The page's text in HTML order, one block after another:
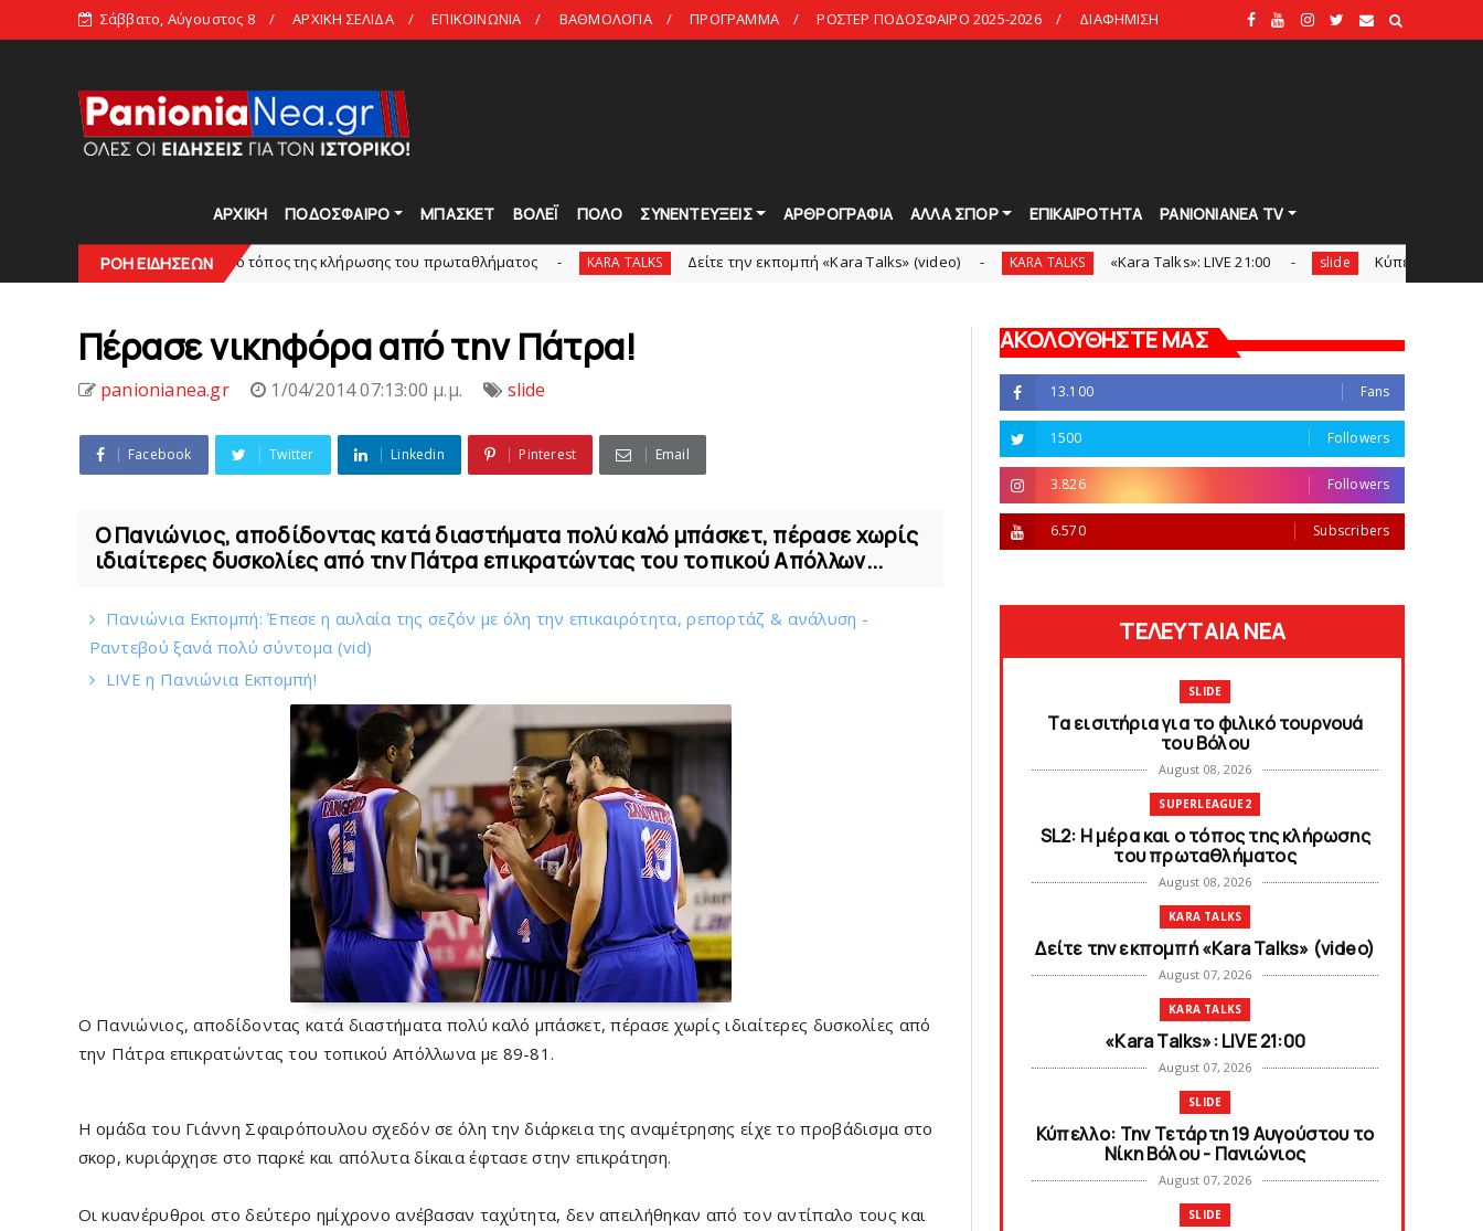
Σάββατο, Αύγουστος 8 ΑΡΧΙΚΗ ΣΕΛΙΔΑ ΕΠΙΚΟΙΝΩΝΙΑ ΒΑΘΜΟΛΟΓΙΑ ΠΡΟΓΡΑΜΜΑ ΡΟΣΤΕΡ ΠΟΔΟΣΦΑΙΡΟ 2025-2026 ΔΙΑΦΗΜΙΣΗ
ΑΡΧΙΚΗ ΠΟΔΟΣΦΑΙΡΟ ΜΠΑΣΚΕΤ ΒΟΛΕΪ ΠΟΛΟ ΣΥΝΕΝΤΕΥΞΕΙΣ ΑΡΘΡΟΓΡΑΦΙΑ ΑΛΛΑ ΣΠΟΡ ΕΠΙΚΑΙΡΟΤΗΤΑ PANIONIANEA TV
ΡΟΗ ΕΙΔΗΣΕΩΝ
SL2: Η μέρα και ο τόπος της κλήρωσης του πρωταθλήματος KARA TALKS Δείτε την εκπομπή «Kara Talks» (video) KARA TALKS «Kara Talks»: LIVE 21:00 slide Κύπελλο: Την Τετάρτη 19
Πέρασε νικηφόρα από την Πάτρα!
panionianea.gr 1/04/2014 07:13:00 μ.μ. slide
Facebook Twitter Linkedin Pinterest Email
Ο Πανιώνιος, αποδίδοντας κατά διαστήματα πολύ καλό μπάσκετ, πέρασε χωρίς
ιδιαίτερες δυσκολίες από την Πάτρα επικρατώντας του τοπικού Απόλλων...
Πανιώνια Εκπομπή: Έπεσε η αυλαία της σεζόν με όλη την επικαιρότητα, ρεπορτάζ & ανάλυση -
Ραντεβού ξανά πολύ σύντομα (vid)
LIVE η Πανιώνια Εκπομπή!
Ο Πανιώνιος, αποδίδοντας κατά διαστήματα πολύ καλό μπάσκετ, πέρασε χωρίς ιδιαίτερες δυσκολίες από
την Πάτρα επικρατώντας του τοπικού Απόλλωνα με 89-81.
Η ομάδα του Γιάννη Σφαιρόπουλου σχεδόν σε όλη την διάρκεια της αναμέτρησης είχε το προβάδισμα στο
σκορ, κυριάρχησε στο παρκέ και απόλυτα δίκαια έφτασε στην επικράτηση.
Οι κυανέρυθροι στο δεύτερο ημίχρονο ανέβασαν ταχύτητα, δεν απειλήθηκαν από τον αντίπαλο τους και
ΑΚΟΛΟΥΘΗΣΤΕ ΜΑΣ
13.100 Fans
1500 Followers
3.826 Followers
6.570 Subscribers
ΤΕΛΕΥΤΑΙΑ ΝΕΑ
SLIDE
Tα εισιτήρια για το φιλικό τουρνουά
του Bόλου
August 08, 2026
SUPERLEAGUE2
SL2: Η μέρα και ο τόπος της κλήρωσης
του πρωταθλήματος
August 08, 2026
KARA TALKS
Δείτε την εκπομπή «Kara Talks» (video)
August 07, 2026
KARA TALKS
«Kara Talks»: LIVE 21:00
August 07, 2026
SLIDE
Κύπελλο: Την Τετάρτη 19 Αυγούστου το
Νίκη Βόλου - Πανιώνιος
August 07, 2026
SLIDE